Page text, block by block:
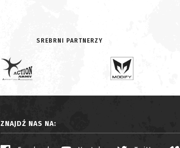
SREBRNI PARTNERZY
ZNAJDŹ NAS NA: